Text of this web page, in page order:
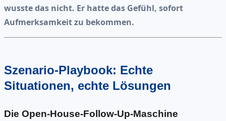
wusste das nicht. Er hatte das Gefühl, sofort
Aufmerksamkeit zu bekommen.
Szenario-Playbook: Echte
Situationen, echte Lösungen
Die Open-House-Follow-Up-Maschine